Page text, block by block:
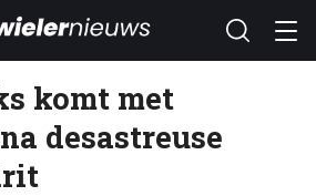
komt met
desastreuse